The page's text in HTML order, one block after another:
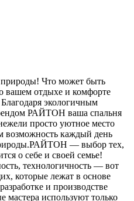
Что может быть
вашем отдыхе и комфорте
экологичным
РАЙТОН ваша спальня
просто уютное место
возможность каждый день
— выбор тех,
о себе и своей семье!
технологичность — вот
которые лежат в основе
и производстве
мастера используют только